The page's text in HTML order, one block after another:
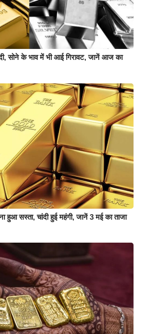
सोने के भाव में भी आई गिरावट, जानें आज का
सस्ता, चांदी हुई महंगी, जानें 3 मई का ताजा